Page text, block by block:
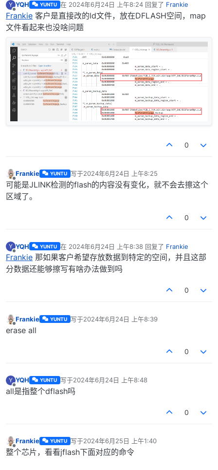
Y
离线
YQH YUNTU 在 2024年6月24日 上午8:24回复了 Frankie
最后由 编辑
Frankie 客户是直接改的ld文件，放在DFLASH空间，map
文件看起来也没啥问题
0
离线
Frankie YUNTU 写于2024年6月24日 上午8:25
最后由 编辑
可能是JLINK检测的flash的内容没有变化，就不会去擦这个
区域了。
0
Y
离线
YQH YUNTU 在 2024年6月24日 上午8:38回复了 Frankie
最后由 编辑
Frankie 那如果客户希望存放数据到特定的空间，并且这部
分数据还能够擦写有啥办法做到吗
0
离线
Frankie YUNTU 写于2024年6月24日 上午8:39
最后由 编辑
erase all
0
Y
离线
YQH YUNTU 写于2024年6月24日 上午8:48
最后由 编辑
all是指整个dflash吗
0
离线
Frankie YUNTU 写于2024年6月25日 上午1:40
最后由 编辑
整个芯片，看看jflash下面对应的命令